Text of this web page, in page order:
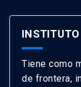
INSTITUTO
Tiene como
de frontera,